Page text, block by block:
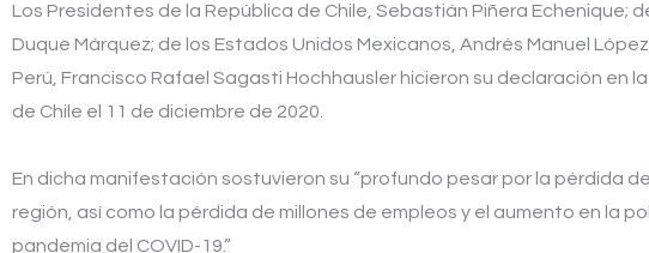
Los Presidentes de la República de Chile, Sebastián Piñera Echenique;
Duque Márquez; de los Estados Unidos Mexicanos, Andrés Manuel
Perú, Francisco Rafael Sagasti Hochhausler hicieron su declaración en
de Chile el 11 de diciembre de 2020.
En dicha manifestación sostuvieron su “profundo pesar por la pérdida
región, así como la pérdida de millones de empleos y el aumento en la
pandemia del COVID-19.”